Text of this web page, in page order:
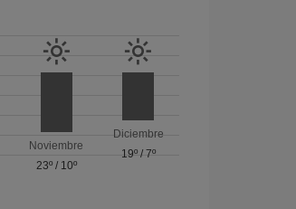
Noviembre
23º/ 10º
Diciembre
19º/ 7º